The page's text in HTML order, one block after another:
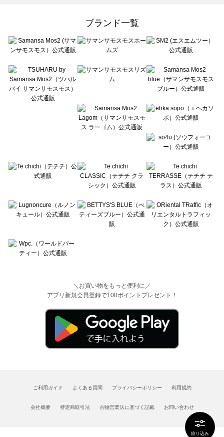
絞り込み
sō4ū（ソウフォーユー）のワンピース一覧
Te chichi（テチチ）のワンピース一覧
Te chichi CLASSIC（テチチ クラシック）のワンピース一覧
Lugnoncure（ルノンキュール）のワンピース一覧
BETTY'S BLUE（べティーズブルー）のワンピース一覧
Wpc.（ワールドパーティー）のワンピース一覧
ブランド一覧
＼お買い物をもっと便利に／
アプリ新規会員登録で100ポイントプレゼント！
ご利用ガイド よくある質問 プライバシーポリシー 利用規約
会社概要 特定商取引法 古物営業法に基づく記載 お問い合わせ